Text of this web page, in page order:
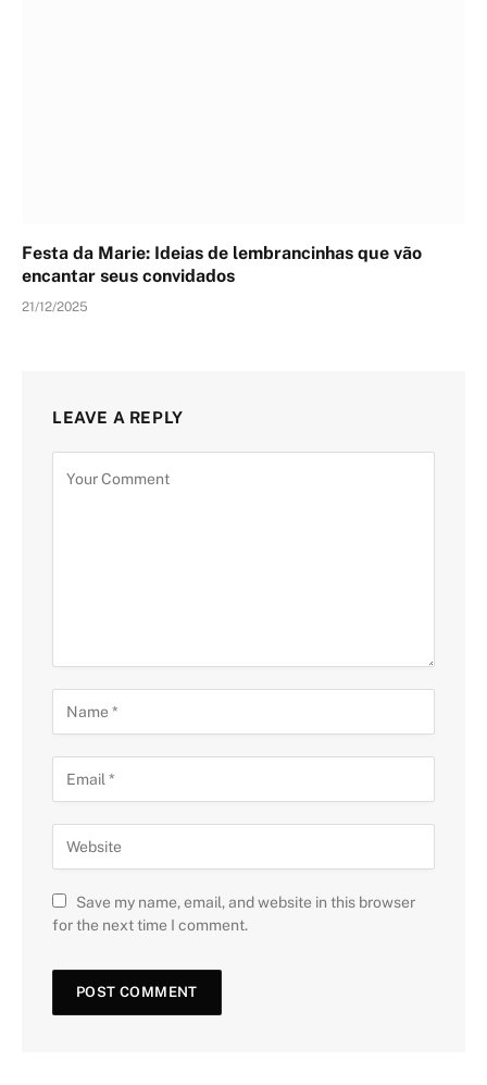
Festa da Marie: Ideias de lembrancinhas que vão
encantar seus convidados
21/12/2025
LEAVE A REPLY
Save my name, email, and website in this browser
for the next time I comment.